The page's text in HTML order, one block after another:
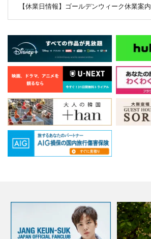
【休業日情報】ゴールデンウィーク休業案内